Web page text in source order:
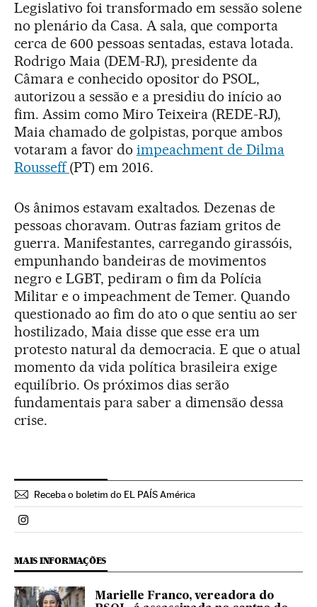
Legislativo foi transformado em sessão solene
no plenário da Casa. A sala, que comporta
cerca de 600 pessoas sentadas, estava lotada.
Rodrigo Maia (DEM-RJ), presidente da
Câmara e conhecido opositor do PSOL,
autorizou a sessão e a presidiu do início ao
fim. Assim como Miro Teixeira (REDE-RJ),
Maia chamado de golpistas, porque ambos
votaram a favor do impeachment de Dilma
Rousseff(PT) em 2016.
Os ânimos estavam exaltados. Dezenas de
pessoas choravam. Outras faziam gritos de
guerra. Manifestantes, carregando girassóis,
empunhando bandeiras de movimentos
negro e LGBT, pediram o fim da Polícia
Militar e o impeachment de Temer. Quando
questionado ao fim do ato o que sentiu ao ser
hostilizado, Maia disse que esse era um
protesto natural da democracia. E que o atual
momento da vida política brasileira exige
equilíbrio. Os próximos dias serão
fundamentais para saber a dimensão dessa
crise.
Receba o boletim do EL PAÍS América
Politica El País Brasil en Instagram
MAIS INFORMAÇÕES
Marielle Franco, vereadora do